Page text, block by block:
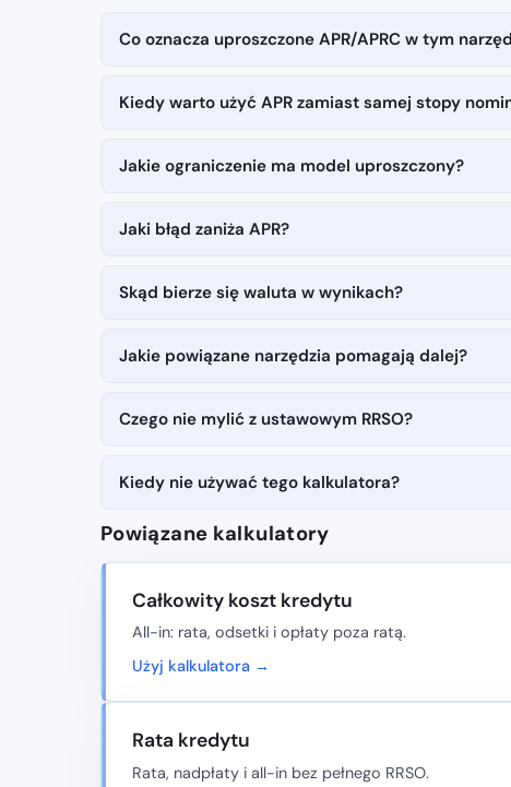
Co oznacza uproszczone APR/APRC w tym
Kiedy warto użyć APR zamiast samej stopy
Jakie ograniczenie ma model uproszczony?
Jaki błąd zaniża APR?
Skąd bierze się waluta w wynikach?
Jakie powiązane narzędzia pomagają dalej?
Czego nie mylić z ustawowym RRSO?
Kiedy nie używać tego kalkulatora?
Powiązane kalkulatory
Całkowity koszt kredytu
All-in: rata, odsetki i opłaty poza ratą.
Użyj kalkulatora →
Rata kredytu
Rata, nadpłaty i all-in bez pełnego RRSO.